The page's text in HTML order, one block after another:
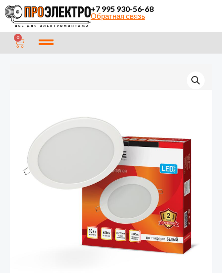
Перейти
содержимому
+7 995 930-56-68
Обратная связь
0 CART